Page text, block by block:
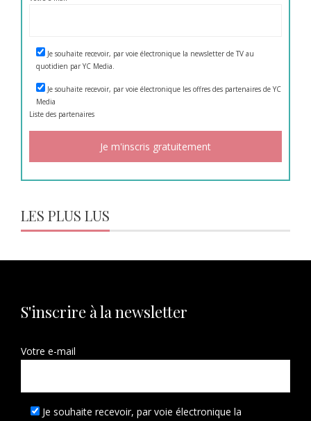
Je souhaite recevoir, par voie électronique la newsletter de TV au
quotidien par YC Media.
Je souhaite recevoir, par voie électronique les offres des partenaires de YC
Media
Liste des partenaires
LES PLUS LUS
S'inscrire à la newsletter
Votre e-mail
Je souhaite recevoir, par voie électronique la